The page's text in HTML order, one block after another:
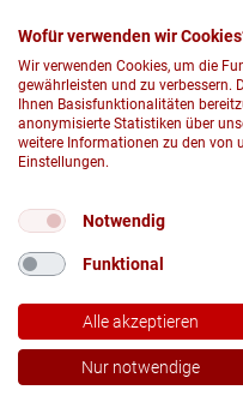
© 2026 DRK-
IMPRESSUM
DRK
Socials
JETZT
Wofür verwenden wir
Wir verwenden Cookies, um die
gewährleisten und zu verbessern.
Ihnen Basisfunktionalitäten
anonymisierte Statistiken über
weitere Informationen zu den von
Einstellungen.
Notwendig
Funktional
Alle akzeptieren
Nur notwendige